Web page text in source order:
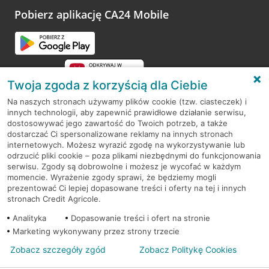
opinie.
Pobierz aplikację CA24 Mobile
RODO
Regulamin serwisu
Mapa serwisu
PolitykaCookies
© 2026 Credit Agricole Bank Polska S.A. Wszelkie prawa zastrzeżone
Twoja zgoda z korzyścią dla Ciebie
Na naszych stronach używamy plików cookie (tzw. ciasteczek) i
innych technologii, aby zapewnić prawidłowe działanie serwisu,
dostosowywać jego zawartość do Twoich potrzeb, a także
dostarczać Ci spersonalizowane reklamy na innych stronach
internetowych. Możesz wyrazić zgodę na wykorzystywanie lub
odrzucić pliki cookie – poza plikami niezbędnymi do funkcjonowania
serwisu. Zgody są dobrowolne i możesz je wycofać w każdym
momencie. Wyrażenie zgody sprawi, że będziemy mogli
prezentować Ci lepiej dopasowane treści i oferty na tej i innych
stronach Credit Agricole.
Analityka
Dopasowanie treści i ofert na stronie
Marketing wykonywany przez strony trzecie
Zobacz szczegóły zgód Zobacz Politykę Cookies